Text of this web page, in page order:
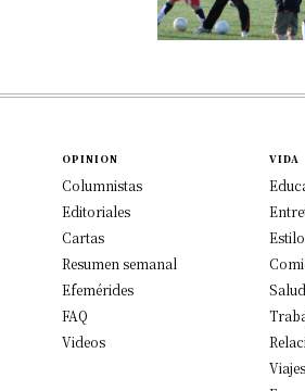
OPINION
Columnistas
Editoriales
Cartas
Resumen semanal
Efemérides
FAQ
Videos
VIDA
Salud
Viajes